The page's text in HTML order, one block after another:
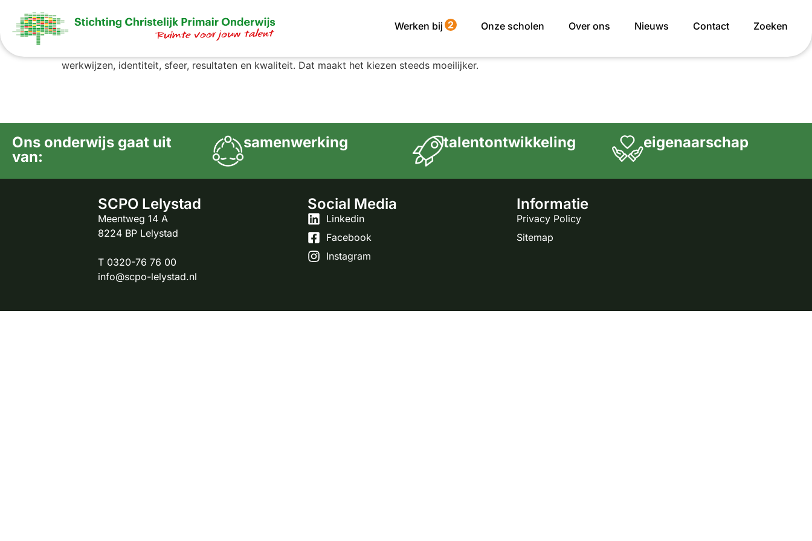
Werken bij 2 Onze scholen Over ons Nieuws Contact Zoeken
CBS De Schakel
werkwijzen, identiteit, sfeer, resultaten en kwaliteit. Dat maakt het kiezen steeds moeilijker.
Ons onderwijs gaat uit
van:
samenwerking talentontwikkeling eigenaarschap
SCPO Lelystad
Meentweg 14 A
8224 BP Lelystad
T 0320-76 76 00
info@scpo-lelystad.nl
Social Media
Linkedin
Facebook
Instagram
Informatie
Privacy Policy
Sitemap